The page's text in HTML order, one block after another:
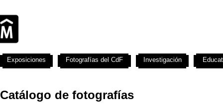
Catálogo de fotografías
Exposiciones Fotografías del CdF Investigación